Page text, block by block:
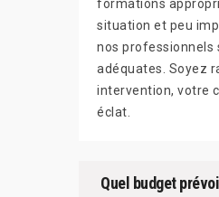
formations
situation et peu
nos professionnels
adéquates. Soyez
intervention, votre
éclat.
Quel budget